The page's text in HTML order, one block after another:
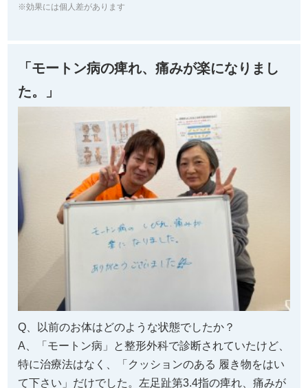
※効果には個人差があります
「モートン病の痺れ、痛みが楽になりまし
た。」
Q、以前のお体はどのような状態でしたか？
A、「モートン病」と整形外科で診断されていたけど、
特に治療法はなく、「クッションのある 履き物をはい
て下さい」だけでした。左足趾第3.4指の痺れ、痛みが